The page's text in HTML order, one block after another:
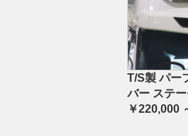
T/S製 パー
バー ステー
￥220,000